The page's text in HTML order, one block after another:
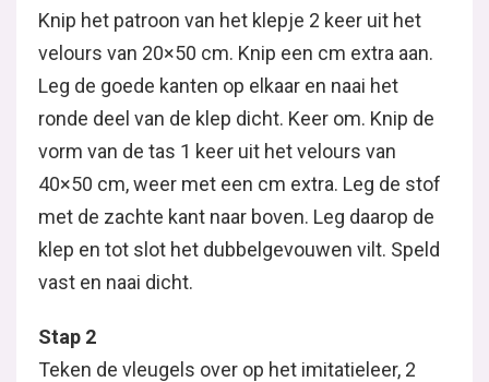
Knip het patroon van het klepje 2 keer uit het
velours van 20×50 cm. Knip een cm extra aan.
Leg de goede kanten op elkaar en naai het
ronde deel van de klep dicht. Keer om. Knip de
vorm van de tas 1 keer uit het velours van
40×50 cm, weer met een cm extra. Leg de stof
met de zachte kant naar boven. Leg daarop de
klep en tot slot het dubbelgevouwen vilt. Speld
vast en naai dicht.
Stap 2
Teken de vleugels over op het imitatieleer, 2